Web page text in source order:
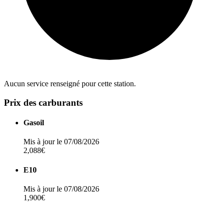
Aucun service renseigné pour cette station.
Prix des carburants
Gasoil
Mis à jour le 07/08/2026
2,088€
E10
Mis à jour le 07/08/2026
1,900€